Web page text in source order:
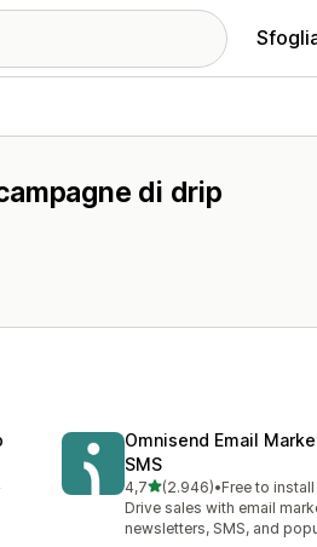
di drip
Omnisend Email
SMS
4,7stelle su 5
(2.946)
2946 recensioni totali
•Free to install
Drive sales with email
newsletters, SMS, and